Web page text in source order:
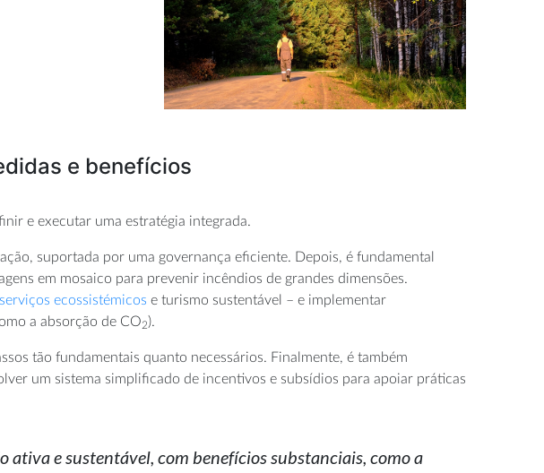
e benefícios
e executar uma estratégia integrada.
suportada por uma governança eficiente. Depois, é fundamental
em mosaico para prevenir incêndios de grandes dimensões.
serviços ecossistémicos e turismo sustentável – e implementar
a absorção de CO2).
tão fundamentais quanto necessários. Finalmente, é também
um sistema simplificado de incentivos e subsídios para apoiar práticas
ativa e sustentável, com benefícios substanciais, como a